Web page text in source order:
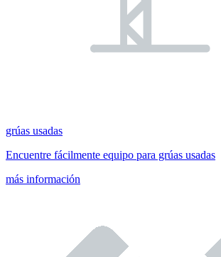
grúas usadas
Encuentre fácilmente equipo para grúas usadas
más información